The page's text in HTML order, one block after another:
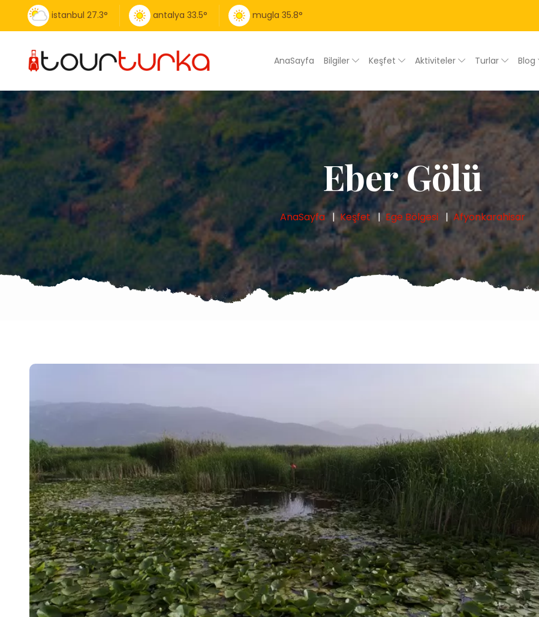
istanbul 27.3° antalya 33.5° mugla 35.8°
AnaSayfa Bilgiler Keşfet Aktiviteler Turlar Blog
Eber Gölü
AnaSayfa Keşfet Ege Bölgesi Afyonkarahisar